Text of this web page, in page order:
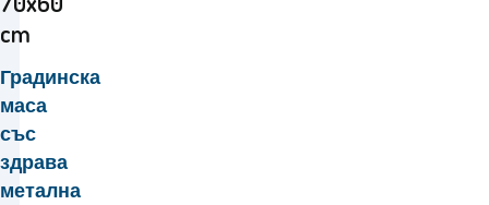
cm
Градинска
маса
със
здрава
метална